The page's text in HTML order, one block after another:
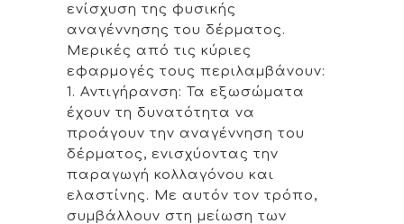
ενίσχυση της φυσικής
αναγέννησης του δέρματος.
Μερικές από τις κύριες
εφαρμογές τους περιλαμβάνουν:
1. Αντιγήρανση: Τα εξωσώματα
έχουν τη δυνατότητα να
προάγουν την αναγέννηση του
δέρματος, ενισχύοντας την
παραγωγή κολλαγόνου και
ελαστίνης. Με αυτόν τον τρόπο,
συμβάλλουν στη μείωση των